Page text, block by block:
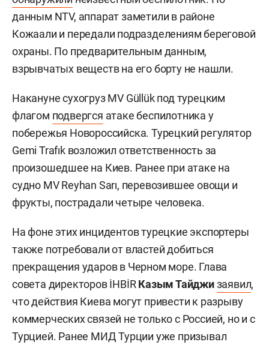
данным NTV, аппарат заметили в районе
Кожаали и передали подразделениям береговой
охраны. По предварительным данным,
взрывчатых веществ на его борту не нашли.
Накануне сухогруз MV Güllük под турецким
флагом подвергся атаке беспилотника у
побережья Новороссийска. Турецкий регулятор
Gemi Trafık возложил ответственность за
произошедшее на Киев. Ранее при атаке на
судно MV Reyhan Sarı, перевозившее овощи и
фрукты, пострадали четыре человека.
На фоне этих инцидентов турецкие экспортеры
также потребовали от властей добиться
прекращения ударов в Черном море. Глава
совета директоров İHBİRКазым Тайджизаявил,
что действия Киева могут привести к разрыву
коммерческих связей не только с Россией, но и с
Турцией. Ранее МИД Турции уже призывал